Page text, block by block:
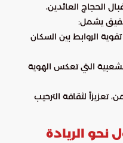
الحجاج العائدين،
دقيق يشمل:
الروابط بين السكان
التي تعكس الهوية
لثقافة الترحيب
نحو الريادة